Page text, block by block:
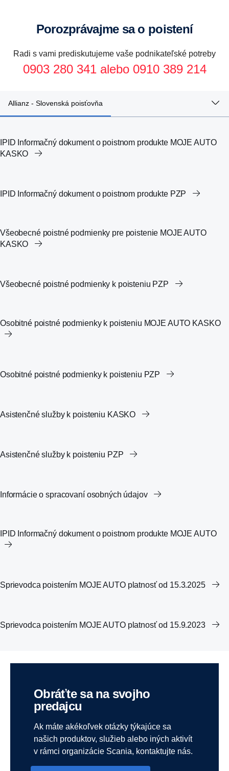
Porozprávajme sa o poistení
Radi s vami prediskutujeme vaše podnikateľské potreby
0903 280 341 alebo 0910 389 214
Allianz - Slovenská poisťovňa
IPID Informačný dokument o poistnom produkte MOJE AUTO
KASKO
IPID Informačný dokument o poistnom produkte PZP
Všeobecné poistné podmienky pre poistenie MOJE AUTO
KASKO
Všeobecné poistné podmienky k poisteniu PZP
Osobitné poistné podmienky k poisteniu MOJE AUTO KASKO
Osobitné poistné podmienky k poisteniu PZP
Asistenčné služby k poisteniu KASKO
Asistenčné služby k poisteniu PZP
Informácie o spracovaní osobných údajov
IPID Informačný dokument o poistnom produkte MOJE AUTO
Sprievodca poistením MOJE AUTO platnosť od 15.3.2025
Sprievodca poistením MOJE AUTO platnosť od 15.9.2023
Všeobecné poistné podmienky pre poistenie LANDKASKO -
platnosť od 1.1.2025
Zmluvné dojednania KASKO PZP
IPID Informačný dokument o poistnom produkte SCANIA
IPID_Informačný dokument o poistnom produkte RTI GAP3+
Obráťte sa na svojho
predajcu
Ak máte akékoľvek otázky týkajúce sa
našich produktov, služieb alebo iných aktivít
v rámci organizácie Scania, kontaktujte nás.